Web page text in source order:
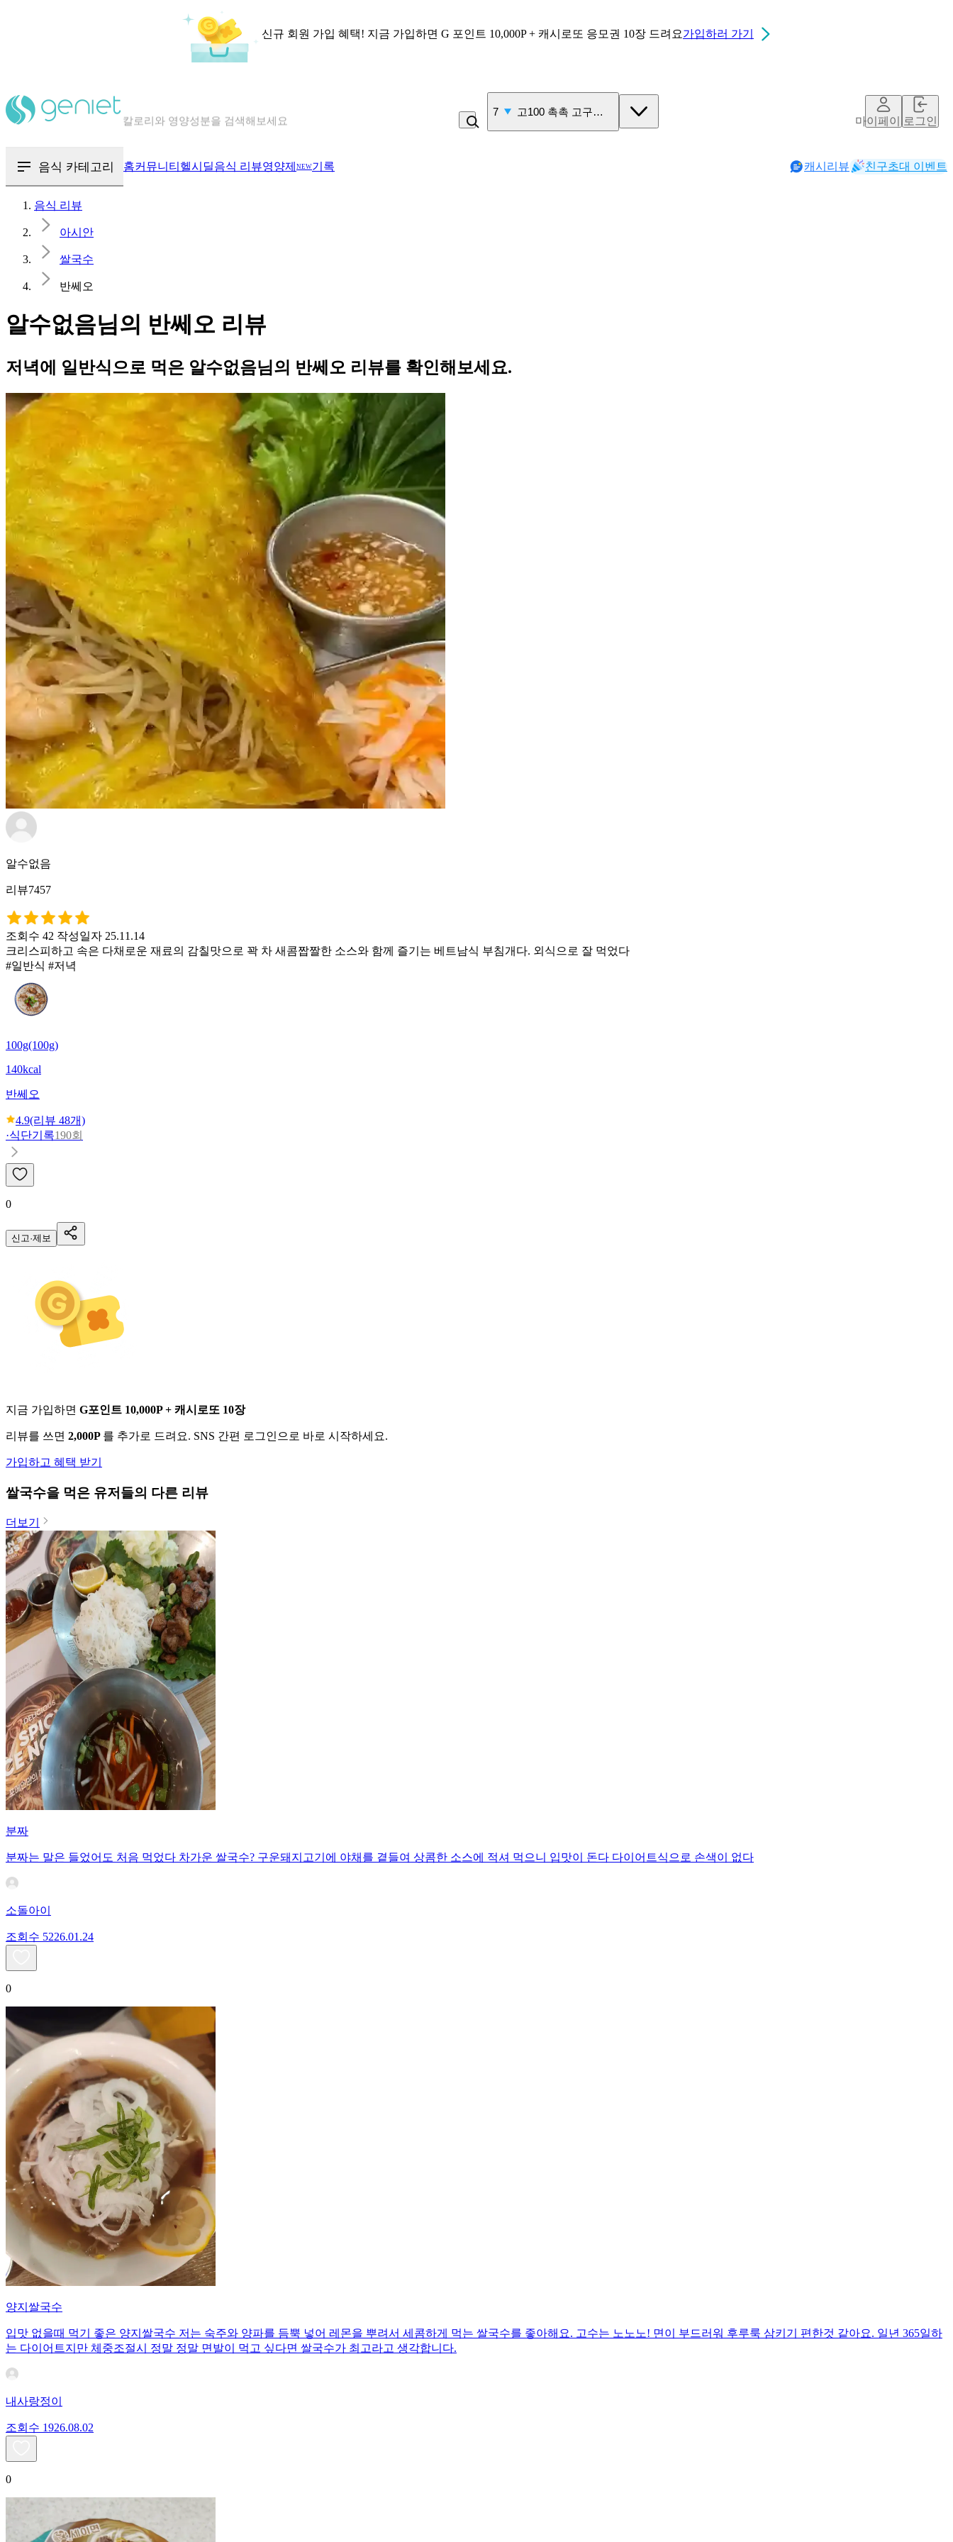
신규 회원 가입 혜택! 지금 가입하면 G 포인트 10,000P + 캐시로또 응모권 10장 드려요가입하러 가기
혈당 · 다이어트 음식 검색해보세요
8 고구마
마이페이지로그인
음식 카테고리 홈커뮤니티 헬시딜음식 리뷰영양제 NEW기록 캐시리뷰 친구초대 이벤트
음식 리뷰
아시안
쌀국수
반쎄오
알수없음님의 반쎄오 리뷰
저녁에 일반식으로 먹은 알수없음님의 반쎄오 리뷰를 확인해보세요.
알수없음
리뷰7457
조회수 42 작성일자 25.11.14
크리스피하고 속은 다채로운 재료의 감칠맛으로 꽉 차 새콤짭짤한 소스와 함께 즐기는 베트남식 부침개다. 외식으로 잘 먹었다
#일반식 #저녁
100g(100g)
140kcal
반쎄오
4.9(리뷰 48개)
·식단기록190회
0
신고·제보
지금 가입하면 G포인트 10,000P + 캐시로또 10장
리뷰를 쓰면 2,000P 를 추가로 드려요. SNS 간편 로그인으로 바로 시작하세요.
가입하고 혜택 받기
쌀국수을 먹은 유저들의 다른 리뷰
더보기
분짜
분짜는 말은 들었어도 처음 먹었다 차가운 쌀국수? 구운돼지고기에 야채를 곁들여 상콤한 소스에 적셔 먹으니 입맛이 돈다 다이어트식으로 손색이 없다
소돌아이
조회수 5226.01.24
0
양지쌀국수
입맛 없을때 먹기 좋은 양지쌀국수 저는 숙주와 양파를 듬뿍 넣어 레몬을 뿌려서 세콤하게 먹는 쌀국수를 좋아해요. 고수는 노노노! 면이 부드러워 후루룩 삼키기 편한것 같아요. 일년 365일하
는 다이어트지만 체중조절시 정말 정말 면발이 먹고 싶다면 쌀국수가 최고라고 생각합니다.
내사랑정이
조회수 1926.08.02
0